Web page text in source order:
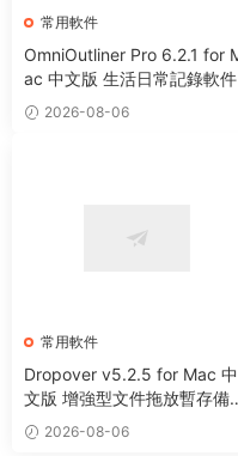
常用軟件
OmniOutliner Pro 6.2.1 for
ac 中文版 生活日常記錄軟件
2026-08-06
常用軟件
Dropover v5.2.5 for Mac 中
文版 增強型文件拖放暫存備
整理工具
2026-08-06